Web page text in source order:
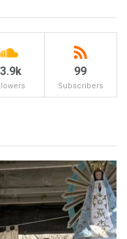
99
Subscribers